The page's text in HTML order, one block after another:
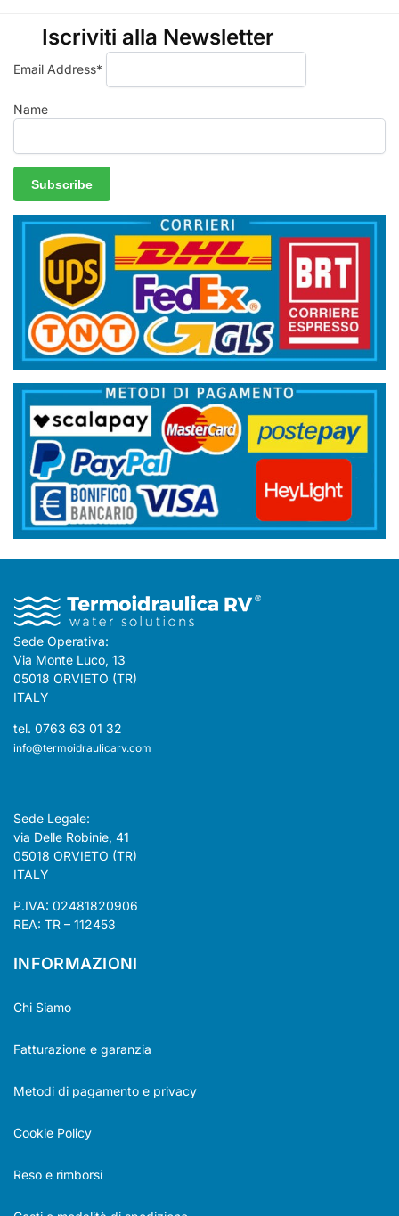
Iscriviti alla Newsletter
Email Address*
Name
Sede Operativa:
Via Monte Luco, 13
05018 ORVIETO (TR)
ITALY
tel. 0763 63 01 32
info@termoidraulicarv.com
Sede Legale:
via Delle Robinie, 41
05018 ORVIETO (TR)
ITALY
P.IVA: 02481820906
REA: TR – 112453
INFORMAZIONI
Chi Siamo
Fatturazione e garanzia
Metodi di pagamento e privacy
Cookie Policy
Reso e rimborsi